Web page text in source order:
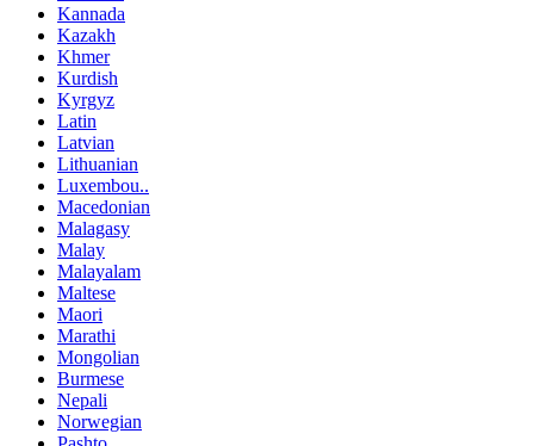
Kannada
Kazakh
Khmer
Kurdish
Kyrgyz
Latin
Latvian
Lithuanian
Luxembou..
Macedonian
Malagasy
Malay
Malayalam
Maltese
Maori
Marathi
Mongolian
Burmese
Nepali
Norwegian